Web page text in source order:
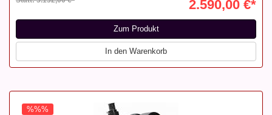
2.590,00 €*
Zum Produkt
In den Warenkorb
%%%